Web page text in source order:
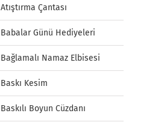
Atıştırma Çantası
Babalar Günü Hediyeleri
Bağlamalı Namaz Elbisesi
Baskı Kesim
Baskılı Boyun Cüzdanı